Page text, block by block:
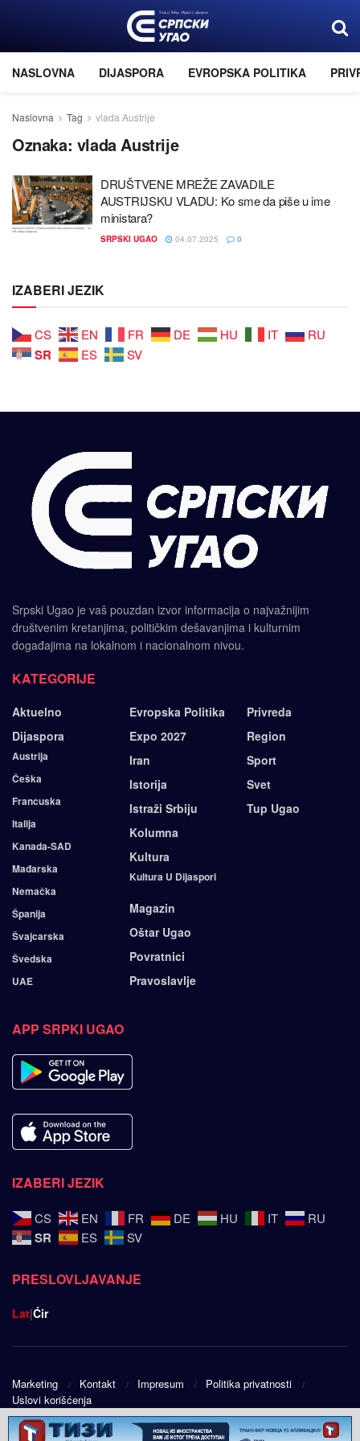
NASLOVNA DIJASPORA EVROPSKA POLITIKA
Naslovna Tag vlada Austriјe
Oznaka: vlada Austriјe
DRUŠTVENE MREŽE ZAVADILE
AUSTRIЈSKU VLADU: Ko sme da piše u ime
ministara?
SRPSKI UGAO 04.07.2025 0
IZABERI JEZIK
CS EN FR DE HU IT RU
SR ES SV
Srpski Ugao je vaš pouzdan izvor informacija o najvažnijim
društvenim kretanjima, političkim dešavanjima i kulturnim
događajima na lokalnom i nacionalnom nivou.
KATEGORIJE
Aktuelno
Dijaspora
Austrija
Češka
Francuska
Italija
Kanada-SAD
Mađarska
Nemačka
Španija
Švajcarska
Švedska
UAE
Evropska Politika
Expo 2027
Iran
Istorija
Istraži Srbiju
Kolumna
Kultura
Kultura U Dijaspori
Magazin
Oštar Ugao
Povratnici
Pravoslavlje
Privreda
Region
Sport
Svet
Tup Ugao
APP SRPKI UGAO
IZABERI JEZIK
CS EN FR DE HU IT RU
SR ES SV
PRESLOVLJAVANJE
Lat|Ćir
Marketing Kontakt Impresum
Politika privatnosti
Uslovi korišćenja
© 2025Srpski ugao - Design byPublic Eye doo